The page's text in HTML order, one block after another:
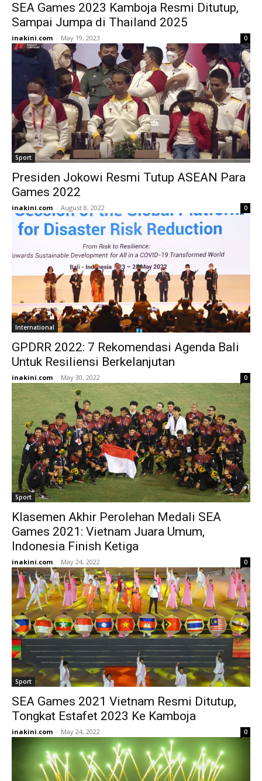
SEA Games 2023 Kamboja Resmi Ditutup,
Sampai Jumpa di Thailand 2025
inakini.com - May 19, 2023 0
Sport
Presiden Jokowi Resmi Tutup ASEAN Para
Games 2022
inakini.com - August 8, 2022 0
International
GPDRR 2022: 7 Rekomendasi Agenda Bali
Untuk Resiliensi Berkelanjutan
inakini.com - May 30, 2022 0
Sport
Klasemen Akhir Perolehan Medali SEA
Games 2021: Vietnam Juara Umum,
Indonesia Finish Ketiga
inakini.com - May 24, 2022 0
Sport
SEA Games 2021 Vietnam Resmi Ditutup,
Tongkat Estafet 2023 Ke Kamboja
inakini.com - May 24, 2022 0